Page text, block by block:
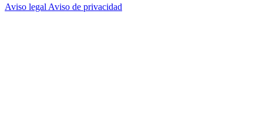
Aviso legal Aviso de privacidad